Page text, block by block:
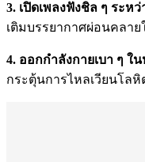
3. เปิดเพลงฟังชิล ๆ ระห
เติมบรรยากาศผ่อนคลา
4. ออกกำลังกายเบา ๆ ใ
กระตุ้นการไหลเวียนโล